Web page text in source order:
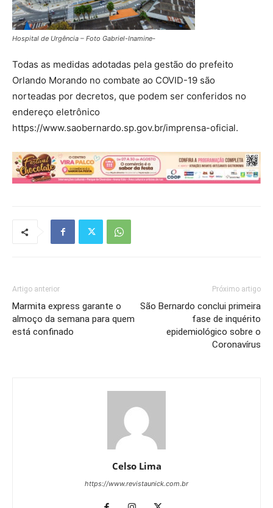
Hospital de Urgência – Foto Gabriel-Inamine-
Todas as medidas adotadas pela gestão do prefeito
Orlando Morando no combate ao COVID-19 são
norteadas por decretos, que podem ser conferidos no
endereço eletrônico
https://www.saobernardo.sp.gov.br/imprensa-oficial.
Artigo anterior
Marmita express garante o
almoço da semana para quem
está confinado
Próximo artigo
São Bernardo conclui primeira
fase de inquérito
epidemiológico sobre o
Coronavírus
Celso Lima
https://www.revistaunick.com.br